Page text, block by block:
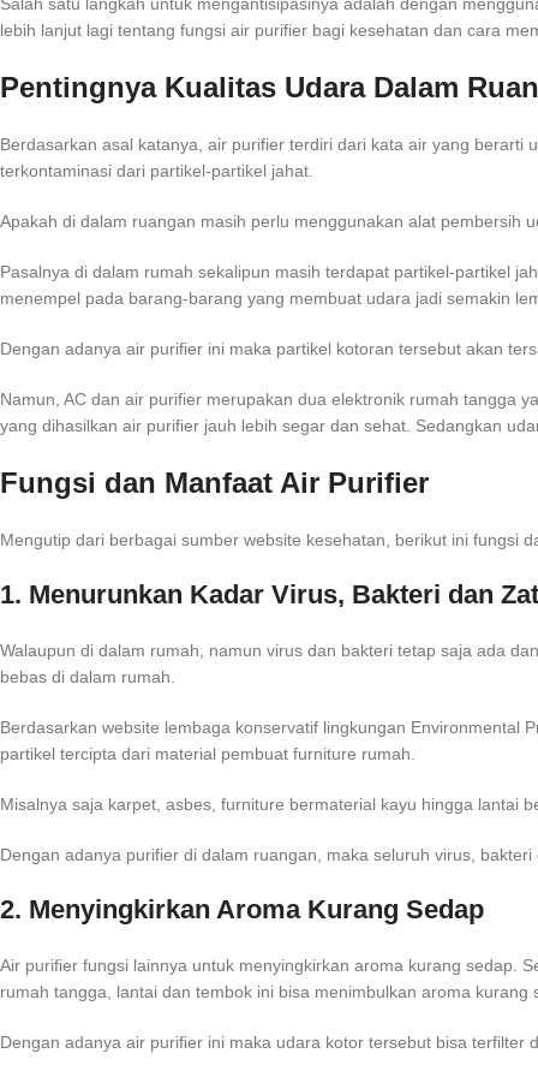
lebih lanjut lagi tentang fungsi air purifier bagi kesehatan dan cara
Pentingnya Kualitas Udara Dalam
Berdasarkan asal katanya, air purifier terdiri dari kata air yang
terkontaminasi dari partikel-partikel jahat.
Apakah di dalam ruangan masih perlu menggunakan alat pembersih
Pasalnya di dalam rumah sekalipun masih terdapat partikel-partikel
menempel pada barang-barang yang membuat udara jadi semakin
Dengan adanya air purifier ini maka partikel kotoran tersebut akan
Namun, AC dan air purifier merupakan dua elektronik rumah tangga
yang dihasilkan air purifier jauh lebih segar dan sehat. Sedangkan
Fungsi dan Manfaat Air Purifier
Mengutip dari berbagai sumber website kesehatan, berikut ini fungsi
1. Menurunkan Kadar Virus, Bakteri dan
Walaupun di dalam rumah, namun virus dan bakteri tetap saja ada
bebas di dalam rumah.
Berdasarkan website lembaga konservatif lingkungan Environmental
partikel tercipta dari material pembuat furniture rumah.
Misalnya saja karpet, asbes, furniture bermaterial kayu hingga lantai
Dengan adanya purifier di dalam ruangan, maka seluruh virus,
2. Menyingkirkan Aroma Kurang Sedap
Air purifier fungsi lainnya untuk menyingkirkan aroma kurang sedap.
rumah tangga, lantai dan tembok ini bisa menimbulkan aroma kurang
Dengan adanya air purifier ini maka udara kotor tersebut bisa terfilter